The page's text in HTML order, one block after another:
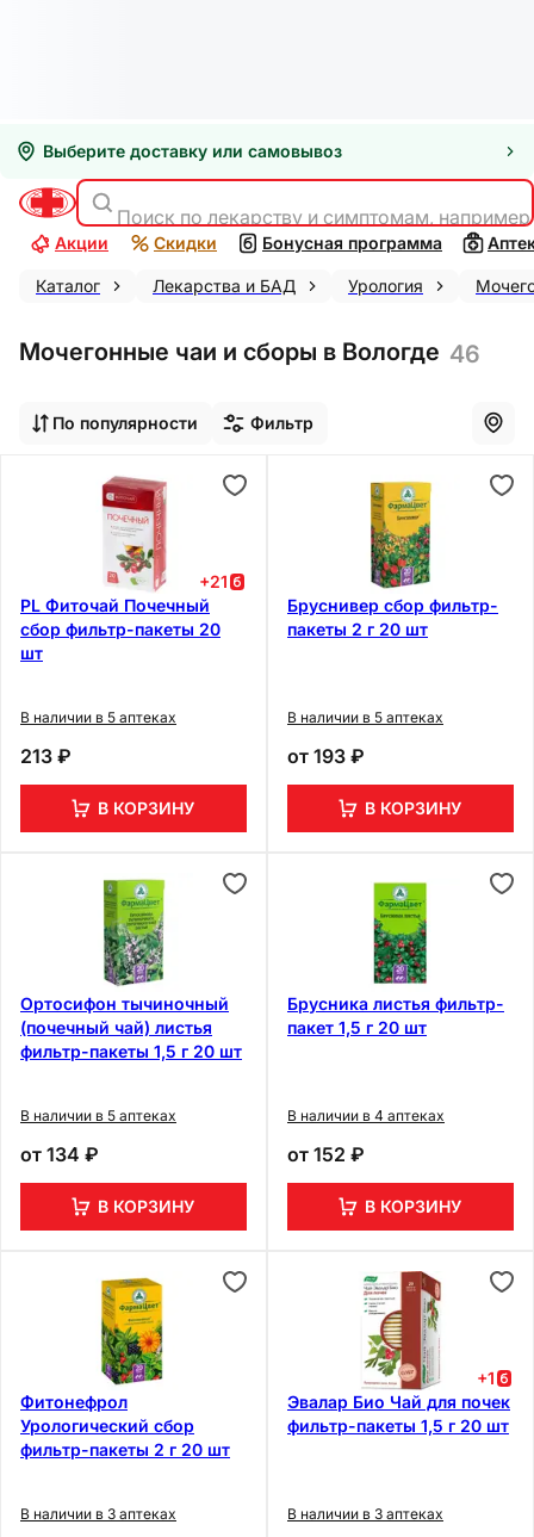
Выберите доставку или самовывоз
Поиск по лекарству и симптомам,
Акции Скидки Бонусная программа
Каталог Лекарства и БАД Урология
Мочегонные чаи и сборы в Вологде 46
По популярности Фильтр
+21
PL Фиточай Почечный
сбор фильтр-пакеты 20
шт
В наличии в 5 аптеках
213 ₽
В КОРЗИНУ
Бруснивер сбор фильтр-
пакеты 2 г 20 шт
В наличии в 5 аптеках
от 193 ₽
В КОРЗИНУ
Ортосифон тычиночный
(почечный чай) листья
фильтр-пакеты 1,5 г 20 шт
В наличии в 5 аптеках
от 134 ₽
В КОРЗИНУ
Брусника листья фильтр-
пакет 1,5 г 20 шт
В наличии в 4 аптеках
от 152 ₽
В КОРЗИНУ
Фитонефрол
Урологический сбор
фильтр-пакеты 2 г 20 шт
В наличии в 3 аптеках
+1
Эвалар Био Чай для почек
фильтр-пакеты 1,5 г 20 шт
В наличии в 3 аптеках